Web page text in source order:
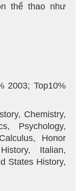
thể thao như
2003; Top10%
Chemistry,
Psychology,
Honor
Italian,
States History,